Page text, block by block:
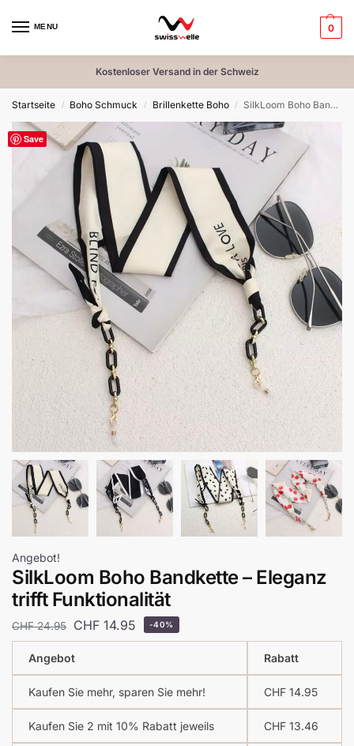
MENU 0
Kostenloser Versand in der Schweiz
Startseite / Boho Schmuck / Brillenkette Boho / SilkLoom Boho Bandkette – Eleganz trifft Funktionalität
Save
Angebot!
SilkLoom Boho Bandkette – Eleganz
trifft Funktionalität
CHF24.95 CHF 14.95 -40%
Angebot Rabatt
Kaufen Sie mehr, sparen Sie mehr! CHF 14.95
Kaufen Sie 2 mit 10% Rabatt jeweils CHF 13.46